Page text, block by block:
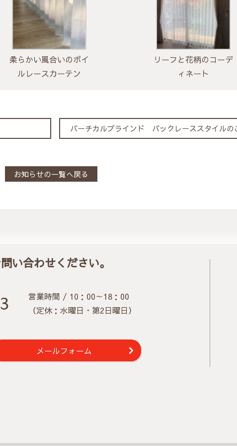
柔らかい風合いのボイ
ルレースカーテン
リーフと花柄のコーデ
ィネート
バーチカルブラインド バックレーススタイル
お知らせの一覧へ戻る
い合わせください。
営業時間 / 10：00～18：00
（定休：水曜日・第2日曜日）
メールフォーム